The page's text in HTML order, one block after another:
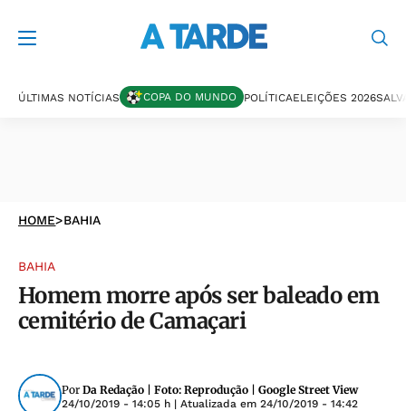
ÚLTIMAS NOTÍCIAS COPA DO MUNDO POLÍTICAELEIÇÕES 2026
HOME>BAHIA
BAHIA
Homem morre após ser baleado em
cemitério de Camaçari
Por Da Redação | Foto: Reprodução | Google Street View
24/10/2019 - 14:05 h | Atualizada em 24/10/2019 - 14:42